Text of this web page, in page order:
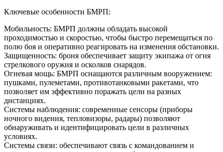
Ключевые особенности БМРП:
Мобильность: БМРП должны обладать высокой
проходимостью и скоростью, чтобы быстро перемещаться по
полю боя и оперативно реагировать на изменения обстановки.
Защищенность: броня обеспечивает защиту экипажа от огня
стрелкового оружия и осколков снарядов.
Огневая мощь: БМРП оснащаются различным вооружением:
пушками, пулеметами, противотанковыми ракетами, что
позволяет им эффективно поражать цели на разных
дистанциях.
Системы наблюдения: современные сенсоры (приборы
ночного видения, тепловизоры, радары) позволяют
обнаруживать и идентифицировать цели в различных
условиях.
Системы связи: обеспечивают связь с командованием и